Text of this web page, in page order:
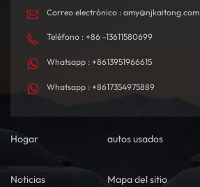
Correo electrónico : amy@njkaitong.com
Teléfono : +86 -13611580699
Whatsapp : +8613951966615
Whatsapp : +8617354975889
Hogar autos usados
Noticias
Mapa del sitio